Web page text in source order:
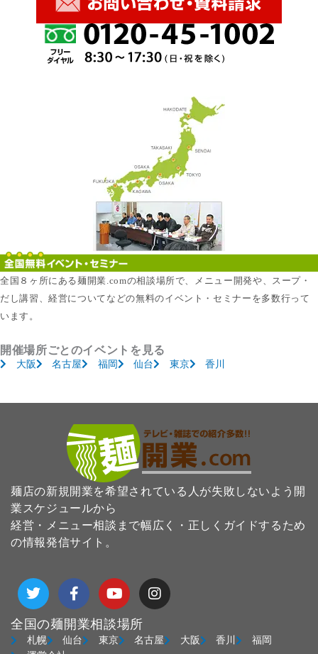
全国８ヶ所にある麺開業.comの相談場所で、メニュー開発や、スープ・
だし講習、経営についてなどの無料のイベント・セミナーを多数行って
います。
開催場所ごとのイベントを見る
大阪 名古屋 福岡 仙台 東京 香川
麺店の新規開業を希望されている人が失敗しないよう開
業スケジュールから
経営・メニュー相談まで幅広く・正しくガイドするため
の情報発信サイト。
T
w
i
t
t
e
F
a
c
e
b
o
Y
o
u
t
u
b
I
n
s
a
g
全国の麺開業相談場所
札幌 仙台 東京 名古屋 大阪 香川
福岡